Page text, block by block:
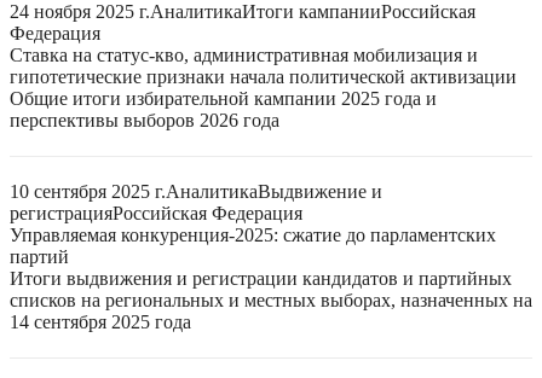
24 ноября 2025 г.АналитикаИтоги кампанииРоссийская
Федерация
Ставка на статус-кво, административная мобилизация и
гипотетические признаки начала политической активизации
Общие итоги избирательной кампании 2025 года и
перспективы выборов 2026 года
10 сентября 2025 г.АналитикаВыдвижение и
регистрацияРоссийская Федерация
Управляемая конкуренция-2025: сжатие до парламентских
партий
Итоги выдвижения и регистрации кандидатов и партийных
списков на региональных и местных выборах, назначенных на
14 сентября 2025 года